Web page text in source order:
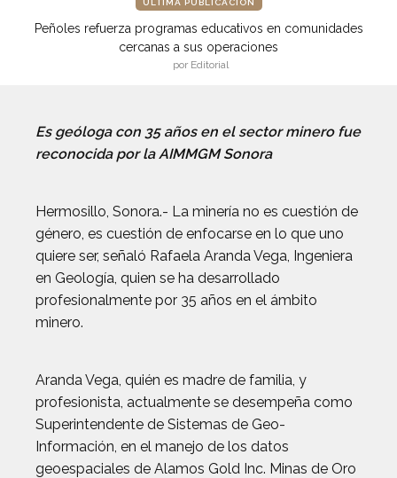
ÚLTIMA PUBLICACIÓN
Peñoles refuerza programas educativos en comunidades
cercanas a sus operaciones
por Editorial
Es geóloga con 35 años en el sector minero fue
reconocida por la AIMMGM Sonora
Hermosillo, Sonora.- La minería no es cuestión de
género, es cuestión de enfocarse en lo que uno
quiere ser, señaló Rafaela Aranda Vega, Ingeniera
en Geología, quien se ha desarrollado
profesionalmente por 35 años en el ámbito
minero.
Aranda Vega, quién es madre de familia, y
profesionista, actualmente se desempeña como
Superintendente de Sistemas de Geo-
Información, en el manejo de los datos
geoespaciales de Alamos Gold Inc. Minas de Oro